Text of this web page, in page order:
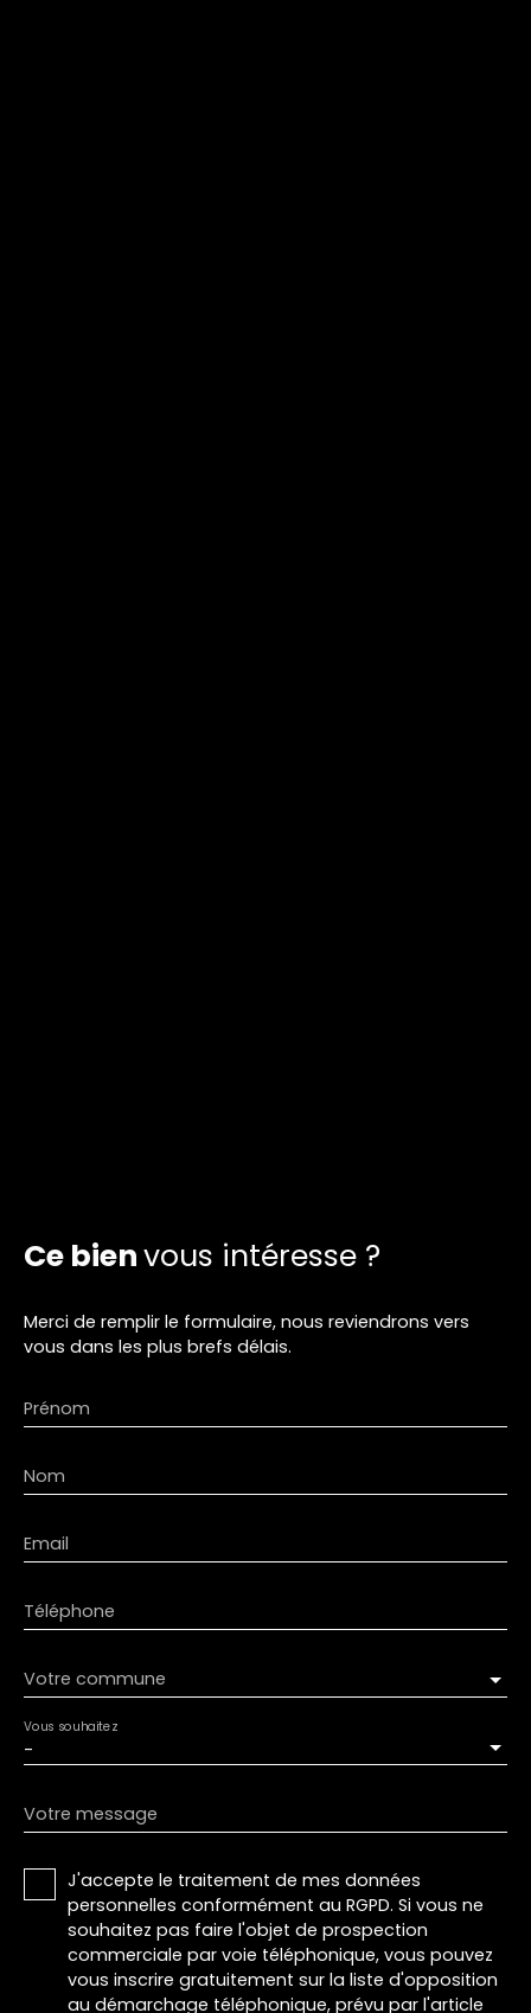
Ce bienvous intéresse ?
Merci de remplir le formulaire, nous reviendrons vers
vous dans les plus brefs délais.
Prénom
Nom
Email
Téléphone
Votre commune
-
Vous souhaitez
Votre message
J'accepte le traitement de mes données
personnelles conformément au RGPD. Si vous ne
souhaitez pas faire l'objet de prospection
commerciale par voie téléphonique, vous pouvez
vous inscrire gratuitement sur la liste d'opposition
au démarchage téléphonique, prévu par l'article